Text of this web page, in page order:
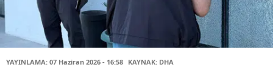
YAYINLAMA: 07 Haziran 2026 - 16:58 KAYNAK: DHA